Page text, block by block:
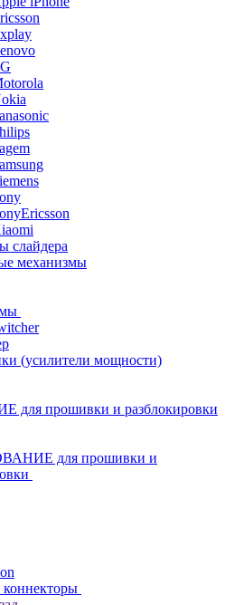
слайдера
механизмы
(усилители мощности)
прошивки и разблокировки
для прошивки и